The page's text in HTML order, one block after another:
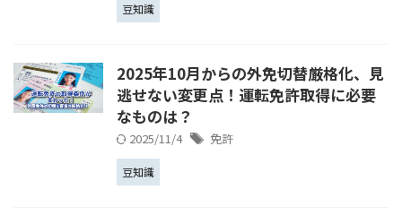
豆知識
2025年10月からの外免切替厳格化、見
逃せない変更点！運転免許取得に必要
なものは？
2025/11/4 免許
豆知識